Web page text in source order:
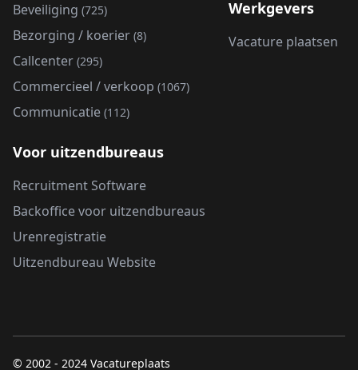
Beveiliging (725)
Bezorging / koerier (8)
Callcenter (295)
Commercieel / verkoop (1067)
Communicatie (112)
Werkgevers
Vacature plaatsen
Voor uitzendbureaus
Recruitment Software
Backoffice voor uitzendbureaus
Urenregistratie
Uitzendbureau Website
© 2002 - 2024 Vacatureplaats